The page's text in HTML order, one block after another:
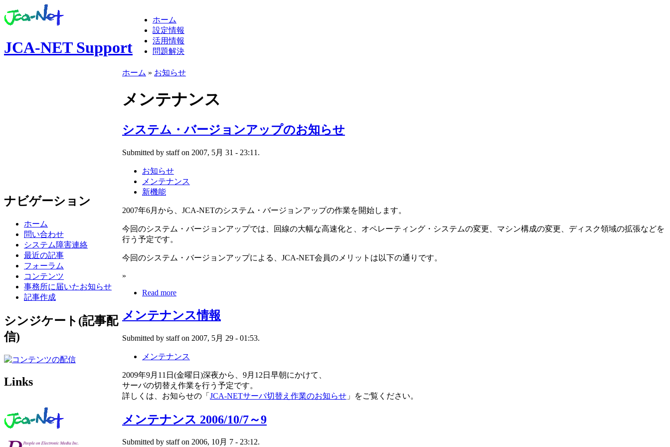
JCA-NET Support
ホーム
設定情報
活用情報
問題解決
ナビゲーション
ホーム
問い合わせ
システム障害連絡
最近の記事
フォーラム
コンテンツ
事務所に届いたお知らせ
記事作成
シンジケート(記事配
信)
Links
ホーム » お知らせ
メンテナンス
システム・バージョンアップのお知らせ
Submitted by staff on 2007, 5月 31 - 23:11.
お知らせ
メンテナンス
新機能
2007年6月から、JCA-NETのシステム・バージョンアップの作業を開始します。
今回のシステム・バージョンアップでは、回線の大幅な高速化と、オペレーティング・システムの変更、マシン構成の変更、ディスク領域の拡張などを
行う予定です。
今回のシステム・バージョンアップによる、JCA-NET会員のメリットは以下の通りです。
»
Read more
メンテナンス情報
Submitted by staff on 2007, 5月 29 - 01:53.
メンテナンス
2009年9月11日(金曜日)深夜から、9月12日早朝にかけて、
サーバの切替え作業を行う予定です。
詳しくは、お知らせの「 JCA-NETサーバ切替え作業のお知らせ 」をご覧ください。
メンテナンス 2006/10/7～9
Submitted by staff on 2006, 10月 7 - 23:12.